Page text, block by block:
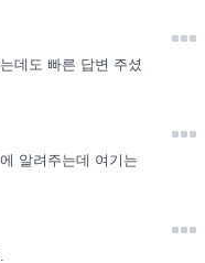
데도 빠른 답변 주셨
알려주는데 여기는